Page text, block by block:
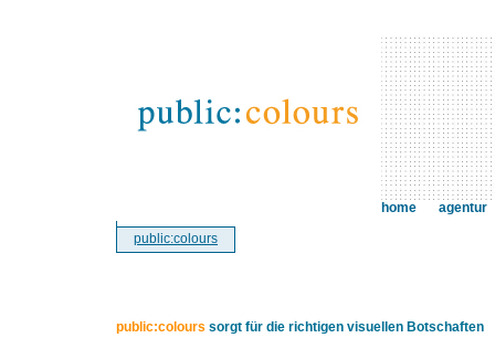
public:colours
home agentur
public:colours sorgt für die richtigen visuellen Botschaften